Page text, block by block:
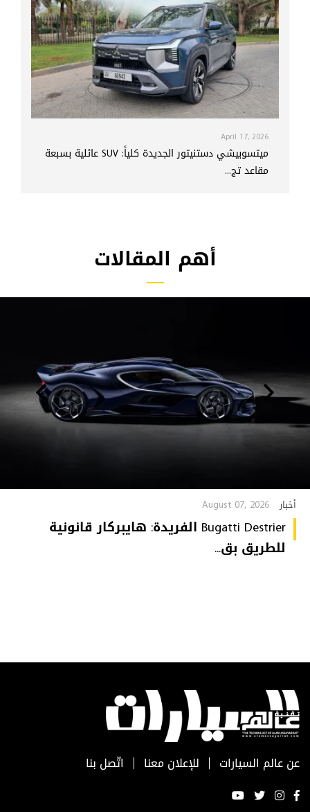
April 17, 2026
ميتسوبيشي دستنيتور الجديدة كلياً: SUV عائلية بسبعة
مقاعد تج...
أهم المقالات
أخبار August 07, 2026
Bugatti Destrier الفريدة: هايبركار قانونية
للطريق بق...
عن عالم السيارات للإعلان معنا اتّصل بنا